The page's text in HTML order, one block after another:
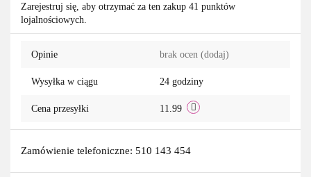
Zarejestruj się, aby otrzymać za ten zakup 41 punktów
lojalnościowych.
Opinie brak ocen (dodaj)
Wysyłka w ciągu 24 godziny
Cena przesyłki 11.99
Zamówienie telefoniczne: 510 143 454